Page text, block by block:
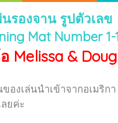
รองจาน รูปตัวเลข
Mat Number 1-
Melissa & Doug
งเล่นนำเข้าจากอเมริ
ยค่ะ